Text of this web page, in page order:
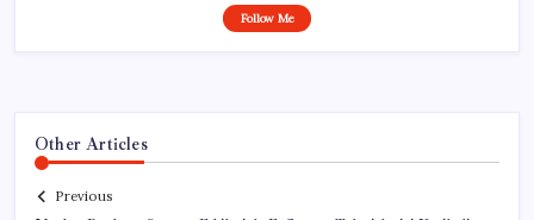
Follow Me
Other Articles
Previous